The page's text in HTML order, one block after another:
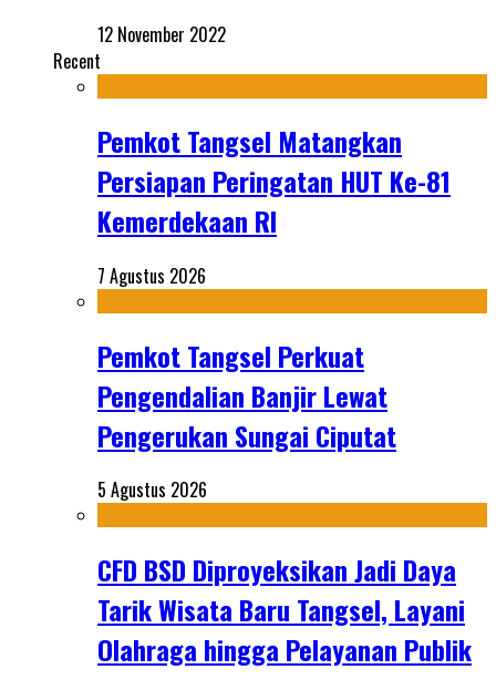
12 November 2022
Recent
Pemkot Tangsel Matangkan
Persiapan Peringatan HUT Ke-81
Kemerdekaan RI
7 Agustus 2026
Pemkot Tangsel Perkuat
Pengendalian Banjir Lewat
Pengerukan Sungai Ciputat
5 Agustus 2026
CFD BSD Diproyeksikan Jadi Daya
Tarik Wisata Baru Tangsel, Layani
Olahraga hingga Pelayanan Publik